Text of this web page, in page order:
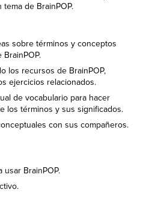
de BrainPOP.
sobre términos y conceptos
los recursos de BrainPOP,
ejercicios relacionados.
de vocabulario para hacer
los términos y sus significados.
con sus compañeros.
usar BrainPOP.